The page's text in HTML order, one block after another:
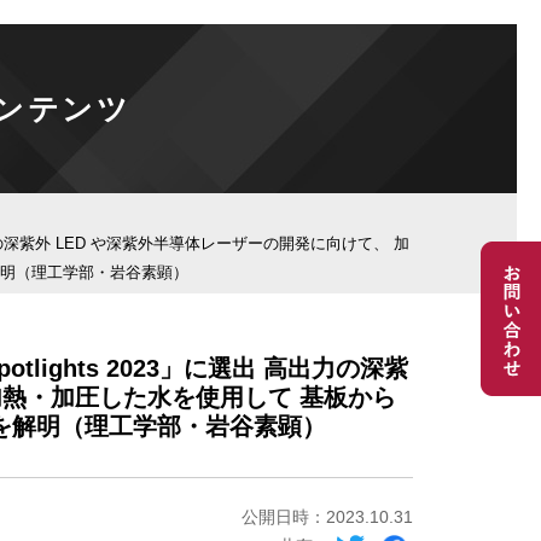
テンツ
紫外 LED や深紫外半導体レーザーの開発に向けて、 加
（理工学部・岩谷素顕）
2023」に選出 高出力の深紫
・加圧した水を使用して 基板から
明（理工学部・岩谷素顕）
公開日時：2023.10.31